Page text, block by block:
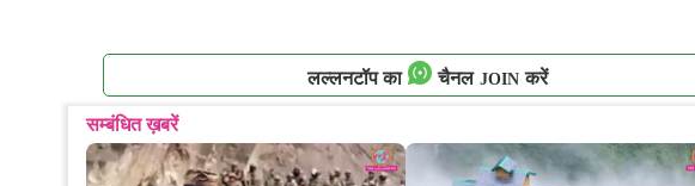
लल्लनटॉप का चैनल JOIN करें
सम्बंधित ख़बरें